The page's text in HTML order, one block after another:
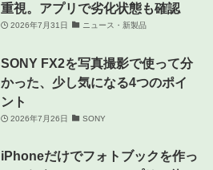
重視。アプリで劣化状態も確認
2026年7月31日 ニュース・新製品
SONY FX2を写真撮影で使って分
かった、少し気になる4つのポイ
ント
2026年7月26日 SONY
iPhoneだけでフォトブックを作っ